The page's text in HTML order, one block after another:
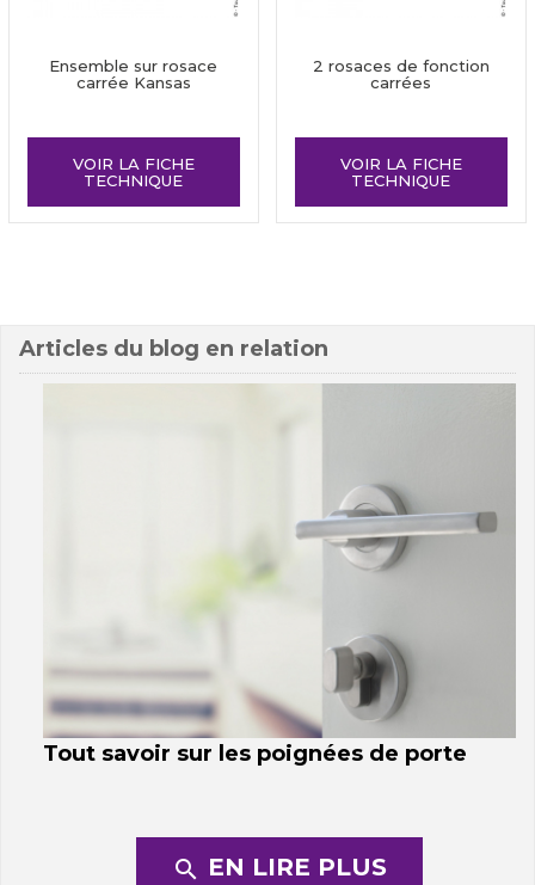
Ensemble sur rosace
carrée Kansas
VOIR LA FICHE
TECHNIQUE
2 rosaces de fonction
carrées
VOIR LA FICHE
TECHNIQUE
Articles du blog en relation
Tout savoir sur les poignées de porte
search EN LIRE PLUS